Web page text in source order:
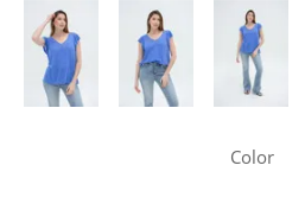
Color